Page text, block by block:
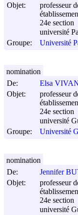
Objet:
professeur
24e section
université
Groupe:
Université
De:
Elsa
Objet:
professeur
24e section
université
Groupe:
Université
nomination
De:
Jennifer
Objet:
professeur
24e section
université
nomination